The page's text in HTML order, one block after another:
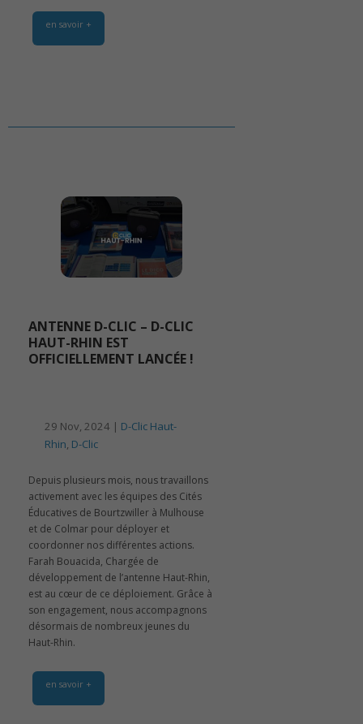
en savoir +
ANTENNE D-CLIC – D-CLIC
HAUT-RHIN EST
OFFICIELLEMENT LANCÉE !
29 Nov, 2024 | D-Clic Haut-
Rhin, D-Clic
Depuis plusieurs mois, nous travaillons
activement avec les équipes des Cités
Éducatives de Bourtzwiller à Mulhouse
et de Colmar pour déployer et
coordonner nos différentes actions.
Farah Bouacida, Chargée de
développement de l’antenne Haut-Rhin,
est au cœur de ce déploiement. Grâce à
son engagement, nous accompagnons
désormais de nombreux jeunes du
Haut-Rhin.
en savoir +